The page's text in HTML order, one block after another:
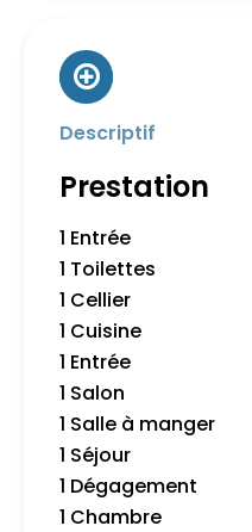
Descriptif
Prestation
1 Entrée
1 Toilettes
1 Cellier
1 Cuisine
1 Entrée
1 Salon
1 Salle à manger
1 Séjour
1 Dégagement
1 Chambre